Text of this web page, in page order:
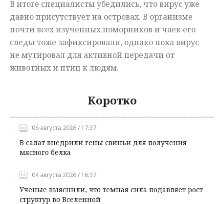
В итоге специалисты убедились, что вирус уже
давно присутствует на островах. В организме
почти всех изученных поморников и чаек его
следы тоже зафиксировали, однако пока вирус
не мутировал для активной передачи от
животных и птиц к людям.
Коротко
06 августа 2026 / 17:37
В салат внедрили гены свиньи для получения
мясного белка
04 августа 2026 / 16:37
Ученые выяснили, что темная сила подавляет рост
структур во Вселенной